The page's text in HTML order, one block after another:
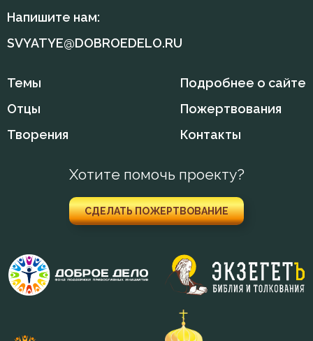
Святость
Сердце
Славолюбие
Сладострастие
Сластолюбие
Напишите нам:
SVYATYE@DOBROEDELO.RU
Темы
Отцы
Творения
Подробнее о сайте
Пожертвования
Контакты
Хотите помочь проекту?
СДЕЛАТЬ ПОЖЕРТВОВАНИЕ